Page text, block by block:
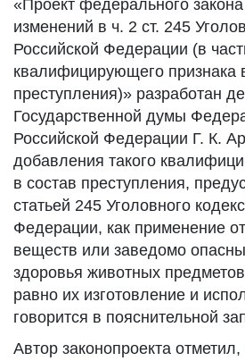
«Проект федерального
изменений в ч. 2 ст. 245
Российской Федерации (в
квалифицирующего признака
преступления)» разработан
Государственной думы
Российской Федерации Г. К.
добавления такого
в состав преступления,
статьей 245 Уголовного
Федерации, как применение
веществ или заведомо
здоровья животных
равно их изготовление и
говорится в пояснительной
Автор законопроекта отметил,